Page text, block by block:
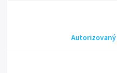
Autorizovaný